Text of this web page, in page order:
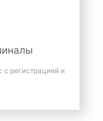
регистрацией и